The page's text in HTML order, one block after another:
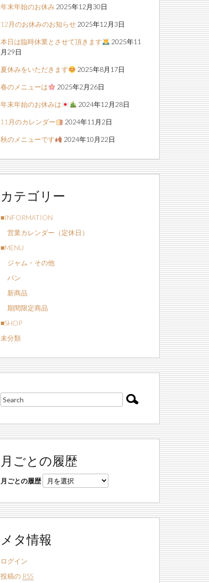
年末年始のお休み 2025年12月30日
12月のお休みのお知らせ 2025年12月3日
本日は臨時休業とさせて頂きます
2025年11
月29日
夏休みをいただきます 2025年8月17日
春のメニューは 2025年2月26日
年末年始のお休みは 2024年12月28日
11月のカレンダー 2024年11月2日
秋のメニューです 2024年10月22日
カテゴリー
■INFORMATION
営業カレンダー（定休日）
■MENU
ジャム・その他
パン
新商品
期間限定商品
■SHOP
未分類
月ごとの履歴
月ごとの履歴
メタ情報
ログイン
投稿の RSS